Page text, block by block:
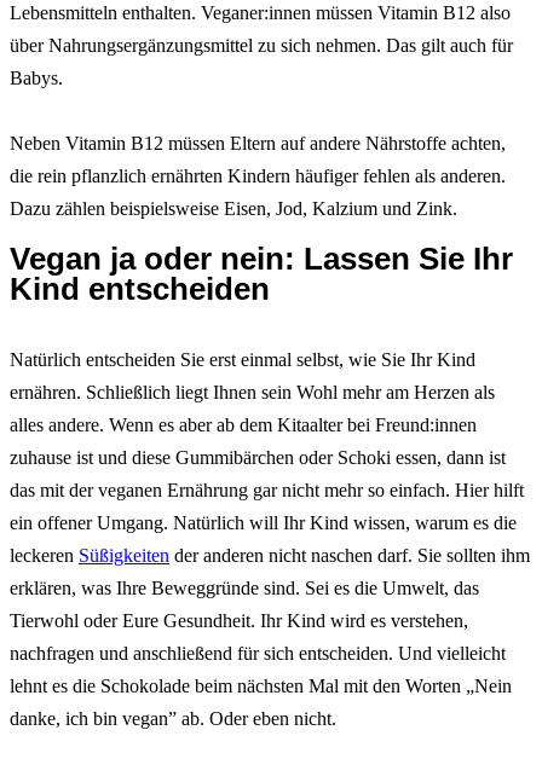
Lebensmitteln enthalten. Veganer:innen müssen Vitamin B12 also
über Nahrungsergänzungsmittel zu sich nehmen. Das gilt auch für
Babys.
Neben Vitamin B12 müssen Eltern auf andere Nährstoffe achten,
die rein pflanzlich ernährten Kindern häufiger fehlen als anderen.
Dazu zählen beispielsweise Eisen, Jod, Kalzium und Zink.
Vegan ja oder nein: Lassen Sie Ihr
Kind entscheiden
Natürlich entscheiden Sie erst einmal selbst, wie Sie Ihr Kind
ernähren. Schließlich liegt Ihnen sein Wohl mehr am Herzen als
alles andere. Wenn es aber ab dem Kitaalter bei Freund:innen
zuhause ist und diese Gummibärchen oder Schoki essen, dann ist
das mit der veganen Ernährung gar nicht mehr so einfach. Hier hilft
ein offener Umgang. Natürlich will Ihr Kind wissen, warum es die
leckeren Süßigkeiten der anderen nicht naschen darf. Sie sollten ihm
erklären, was Ihre Beweggründe sind. Sei es die Umwelt, das
Tierwohl oder Eure Gesundheit. Ihr Kind wird es verstehen,
nachfragen und anschließend für sich entscheiden. Und vielleicht
lehnt es die Schokolade beim nächsten Mal mit den Worten „Nein
danke, ich bin vegan” ab. Oder eben nicht.